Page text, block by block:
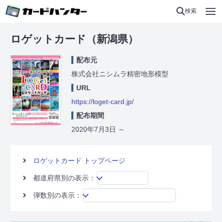
検索
ロゲットカード（新潟県）
配布元
株式会社ニシムラ精密地形模型
URL
https://loget-card.jp/
配布期間
2020年7月3日 ～
ロゲットカード トップページ
都道府県別の表示：
弾数別の表示：